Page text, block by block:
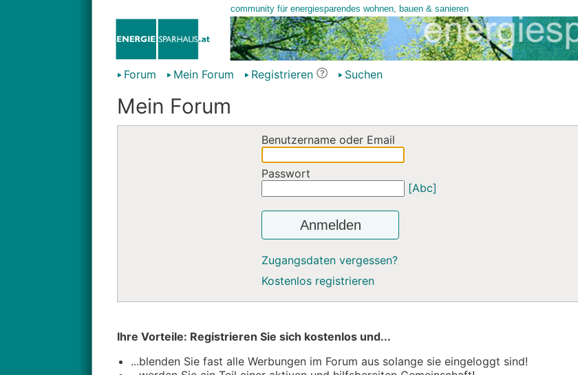
Forum Mein Forum Registrieren Suchen
Mein Forum
Benutzername oder Email
Passwort
[Abc]
Anmelden
Zugangsdaten vergessen?
Kostenlos registrieren
Ihre Vorteile: Registrieren Sie sich kostenlos und...
...blenden Sie fast alle Werbungen im Forum aus solange sie eingeloggt sind!